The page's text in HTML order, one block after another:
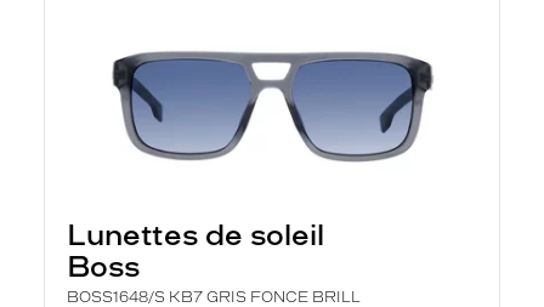
Lunettes de soleil
Boss
BOSS1648/S KB7 GRIS FONCE BRILL